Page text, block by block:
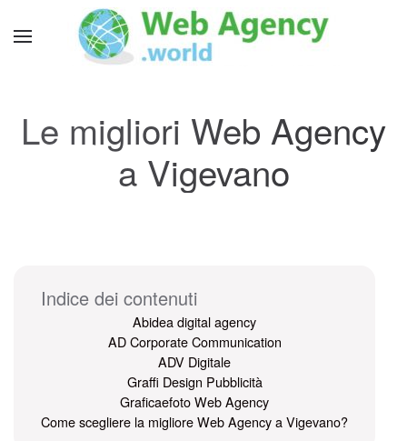
Le migliori Web Agency
a Vigevano
Indice dei contenuti
Abidea digital agency
AD Corporate Communication
ADV Digitale
Graffi Design Pubblicità
Graficaefoto Web Agency
Come scegliere la migliore Web Agency a Vigevano?